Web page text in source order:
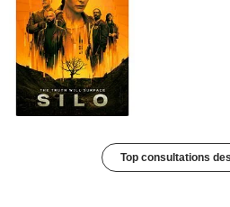
Top consultations